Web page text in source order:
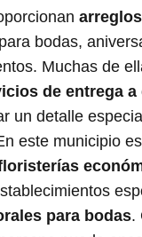
para bodas,
Muchas de
de entrega
un detalle
este municipio
para bodas.